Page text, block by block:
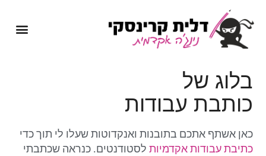
בלוג של
כותבת עבודות
כאן אשתף אתכם בתובנות ואנקדוטות שעלו לי תוך כדי
כתיבת עבודות אקדמיות לסטודנטים. כנראה שכתבתי